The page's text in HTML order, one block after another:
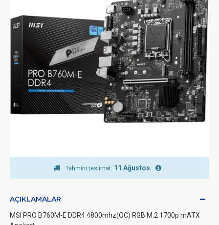
Tahmini teslimat: 11 Ağustos
AÇIKLAMALAR
MSI PRO B760M-E DDR4 4800mhz(OC) RGB M.2 1700p mATX